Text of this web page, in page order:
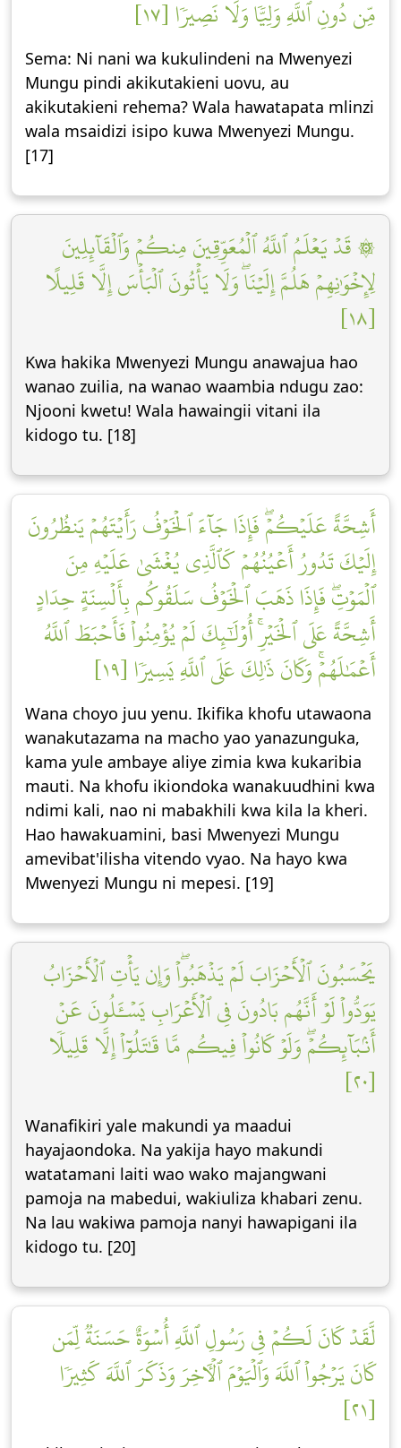
مِّن دُونِ ٱللَّهِ وَلِيّٗا وَلَا نَصِيرٗا [١٧]
Sema: Ni nani wa kukulindeni na Mwenyezi
Mungu pindi akikutakieni uovu, au
akikutakieni rehema? Wala hawatapata mlinzi
wala msaidizi isipo kuwa Mwenyezi Mungu.
[17]
۞ قَدۡ يَعۡلَمُ ٱللَّهُ ٱلۡمُعَوِّقِينَ مِنكُمۡ وَٱلۡقَآئِلِينَ
لِإِخۡوَٰنِهِمۡ هَلُمَّ إِلَيۡنَاۖ وَلَا يَأۡتُونَ ٱلۡبَأۡسَ إِلَّا قَلِيلًا
[١٨]
Kwa hakika Mwenyezi Mungu anawajua hao
wanao zuilia, na wanao waambia ndugu zao:
Njooni kwetu! Wala hawaingii vitani ila
kidogo tu. [18]
أَشِحَّةً عَلَيۡكُمۡۖ فَإِذَا جَآءَ ٱلۡخَوۡفُ رَأَيۡتَهُمۡ يَنظُرُونَ
إِلَيۡكَ تَدُورُ أَعۡيُنُهُمۡ كَٱلَّذِي يُغۡشَىٰ عَلَيۡهِ مِنَ
ٱلۡمَوۡتِۖ فَإِذَا ذَهَبَ ٱلۡخَوۡفُ سَلَقُوكُم بِأَلۡسِنَةٍ حِدَادٍ
أَشِحَّةً عَلَى ٱلۡخَيۡرِۚ أُوْلَٰٓئِكَ لَمۡ يُؤۡمِنُواْ فَأَحۡبَطَ ٱللَّهُ
أَعۡمَٰلَهُمۡۚ وَكَانَ ذَٰلِكَ عَلَى ٱللَّهِ يَسِيرٗا [١٩]
Wana choyo juu yenu. Ikifika khofu utawaona
wanakutazama na macho yao yanazunguka,
kama yule ambaye aliye zimia kwa kukaribia
mauti. Na khofu ikiondoka wanakuudhini kwa
ndimi kali, nao ni mabakhili kwa kila la kheri.
Hao hawakuamini, basi Mwenyezi Mungu
amevibat'ilisha vitendo vyao. Na hayo kwa
Mwenyezi Mungu ni mepesi. [19]
يَحۡسَبُونَ ٱلۡأَحۡزَابَ لَمۡ يَذۡهَبُواْۖ وَإِن يَأۡتِ ٱلۡأَحۡزَابُ
يَوَدُّواْ لَوۡ أَنَّهُم بَادُونَ فِي ٱلۡأَعۡرَابِ يَسۡـَٔلُونَ عَنۡ
أَنۢبَآئِكُمۡۖ وَلَوۡ كَانُواْ فِيكُم مَّا قَٰتَلُوٓاْ إِلَّا قَلِيلٗا
[٢٠]
Wanafikiri yale makundi ya maadui
hayajaondoka. Na yakija hayo makundi
watatamani laiti wao wako majangwani
pamoja na mabedui, wakiuliza khabari zenu.
Na lau wakiwa pamoja nanyi hawapigani ila
kidogo tu. [20]
لَّقَدۡ كَانَ لَكُمۡ فِي رَسُولِ ٱللَّهِ أُسۡوَةٌ حَسَنَةٞ لِّمَن
كَانَ يَرۡجُواْ ٱللَّهَ وَٱلۡيَوۡمَ ٱلۡأٓخِرَ وَذَكَرَ ٱللَّهَ كَثِيرٗا
[٢١]